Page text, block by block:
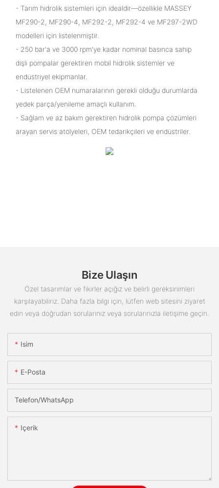
- Tarım hidrolik sistemleri için idealdir—özellikle MASSEY
MF290-2, MF290-4, MF292-2, MF292-4 ve MF297-2WD
modelleri için listelenmiştir.
- 250 bar'a ve 3000 rpm'ye kadar nominal basınca sahip
dişli pompalar gerektiren mobil hidrolik sistemler ve
endüstriyel ekipmanlar.
- Listelenen OEM numaralarının gerekli olduğu durumlarda
yedek parça/yenileme amaçlı kullanım.
- Sağlam ve az bakım gerektiren hidrolik pompa çözümleri
arayan servis atölyeleri, OEM tedarikçileri ve endüstriler.
Bize Ulaşın
Özel tasarımlar ve fikirler açığız ve belirli gereksinimleri
karşılayabiliriz. Daha fazla bilgi için, lütfen web sitesini ziyaret
edin veya doğrudan sorularınız veya sorularınızla iletişime geçin.
Isim
E-Posta
Telefon/WhatsApp
Içerik